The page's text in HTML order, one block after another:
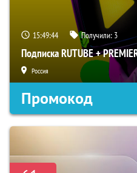
15:49:43 Получили: 3
Подписка RUTUBE +
Россия
Промокод